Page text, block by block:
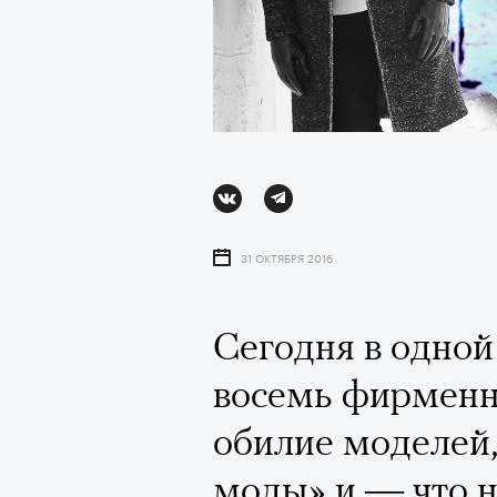
31 ОКТЯБРЯ 2016
Сегодня в
восемь
обилие
АВТОР ВАЛЕРИЯ ДАВЫДОВА-КАЛАШНИК